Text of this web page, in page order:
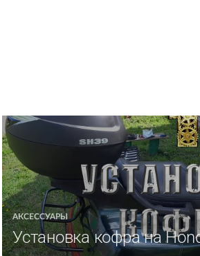
АКСЕССУАРЫ
Установка кофра на